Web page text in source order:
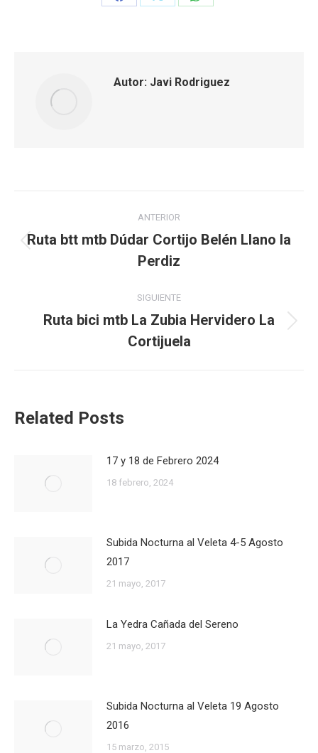
Share
Share
Share
Autor: Javi Rodriguez
Navegación
entre
publicaciones
ANTERIOR
Publicación
anterior:
Ruta btt mtb Dúdar Cortijo Belén Llano la
Perdiz
SIGUIENTE
siguiente:
Ruta bici mtb La Zubia Hervidero La
Cortijuela
Related Posts
17 y 18 de Febrero 2024
18 febrero, 2024
Subida Nocturna al Veleta 4-5 Agosto
2017
21 mayo, 2017
La Yedra Cañada del Sereno
21 mayo, 2017
Subida Nocturna al Veleta 19 Agosto
2016
15 marzo, 2015